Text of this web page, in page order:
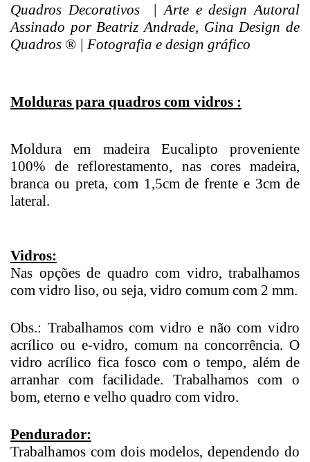
Quadros Decorativos | Arte e design Autoral
Assinado por Beatriz Andrade, Gina Design de
Quadros ® | Fotografia e design gráfico
Molduras para quadros com vidros :
Moldura em madeira Eucalipto proveniente
100% de reflorestamento, nas cores madeira,
branca ou preta, com 1,5cm de frente e 3cm de
lateral.
Vidros:
Nas opções de quadro com vidro, trabalhamos
com vidro liso, ou seja, vidro comum com 2 mm.
Obs.: Trabalhamos com vidro e não com vidro
acrílico ou e-vidro, comum na concorrência. O
vidro acrílico fica fosco com o tempo, além de
arranhar com facilidade. Trabalhamos com o
bom, eterno e velho quadro com vidro.
Pendurador:
Trabalhamos com dois modelos, dependendo do